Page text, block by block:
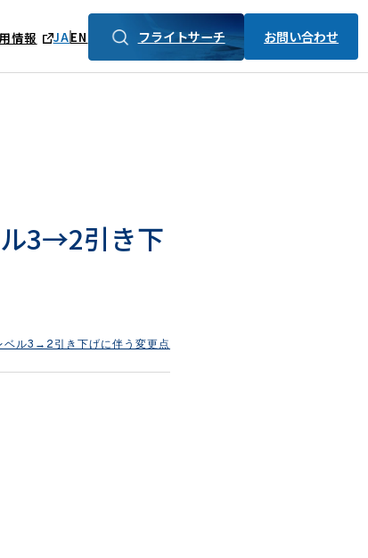
情報 JAEN フライトサーチ お問い合わせ
ル3→2引き下
ベル3→2引き下げに伴う変更点